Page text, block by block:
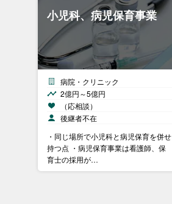
小児科、病児保育事業
病院・クリニック
2億円～5億円
（応相談）
後継者不在
・同じ場所で小児科と病児保育を併せ
持つ点 ・病児保育事業は看護師、保
育士の採用が…